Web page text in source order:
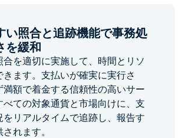
い照合と追跡機能で事務処
を緩和
合を適切に実施して、時間とリソ
きます。支払いが確実に実行さ
満額で着金する信頼性の高いサー
べての対象通貨と市場向けに、支
をリアルタイムで追跡し、報告す
れます。